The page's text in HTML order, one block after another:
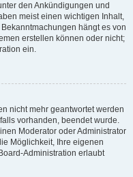
den Ankündigungen und
meist einen wichtigen Inhalt,
hängt es von
erstellen können oder nicht;
ein.
nicht mehr geantwortet werden
vorhanden, beendet wurde.
Moderator oder Administrator
Möglichkeit, Ihre eigenen
Administration erlaubt